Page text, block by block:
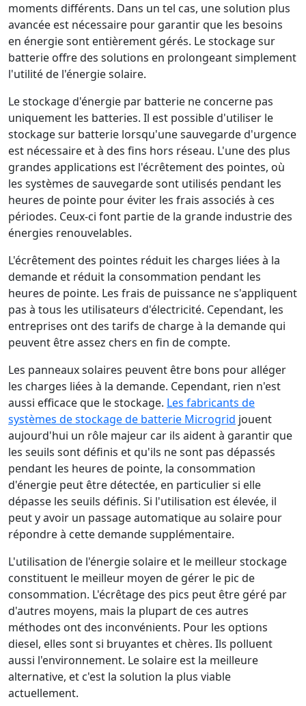
moments différents. Dans un tel cas, une solution plus
avancée est nécessaire pour garantir que les besoins
en énergie sont entièrement gérés. Le stockage sur
batterie offre des solutions en prolongeant simplement
l'utilité de l'énergie solaire.
Le stockage d'énergie par batterie ne concerne pas
uniquement les batteries. Il est possible d'utiliser le
stockage sur batterie lorsqu'une sauvegarde d'urgence
est nécessaire et à des fins hors réseau. L'une des plus
grandes applications est l'écrêtement des pointes, où
les systèmes de sauvegarde sont utilisés pendant les
heures de pointe pour éviter les frais associés à ces
périodes. Ceux-ci font partie de la grande industrie des
énergies renouvelables.
L'écrêtement des pointes réduit les charges liées à la
demande et réduit la consommation pendant les
heures de pointe. Les frais de puissance ne s'appliquent
pas à tous les utilisateurs d'électricité. Cependant, les
entreprises ont des tarifs de charge à la demande qui
peuvent être assez chers en fin de compte.
Les panneaux solaires peuvent être bons pour alléger
les charges liées à la demande. Cependant, rien n'est
aussi efficace que le stockage. Les fabricants de
systèmes de stockage de batterie Microgrid jouent
aujourd'hui un rôle majeur car ils aident à garantir que
les seuils sont définis et qu'ils ne sont pas dépassés
pendant les heures de pointe, la consommation
d'énergie peut être détectée, en particulier si elle
dépasse les seuils définis. Si l'utilisation est élevée, il
peut y avoir un passage automatique au solaire pour
répondre à cette demande supplémentaire.
L'utilisation de l'énergie solaire et le meilleur stockage
constituent le meilleur moyen de gérer le pic de
consommation. L'écrêtage des pics peut être géré par
d'autres moyens, mais la plupart de ces autres
méthodes ont des inconvénients. Pour les options
diesel, elles sont si bruyantes et chères. Ils polluent
aussi l'environnement. Le solaire est la meilleure
alternative, et c'est la solution la plus viable
actuellement.